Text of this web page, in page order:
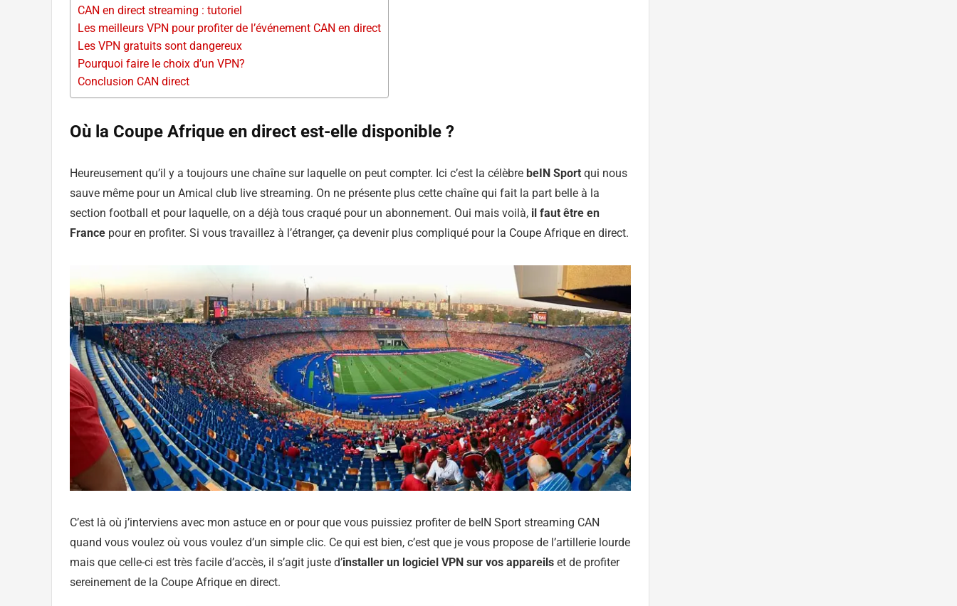
CAN en direct streaming : tutoriel
Les meilleurs VPN pour profiter de l’événement CAN en direct
Les VPN gratuits sont dangereux
Pourquoi faire le choix d’un VPN?
Conclusion CAN direct
Où la Coupe Afrique en direct est-elle disponible ?
Heureusement qu’il y a toujours une chaîne sur laquelle on peut compter. Ici c’est la célèbre beIN Sport qui nous
sauve même pour un Amical club live streaming. On ne présente plus cette chaîne qui fait la part belle à la
section football et pour laquelle, on a déjà tous craqué pour un abonnement. Oui mais voilà, il faut être en
France pour en profiter. Si vous travaillez à l’étranger, ça devenir plus compliqué pour la Coupe Afrique en direct.
C’est là où j’interviens avec mon astuce en or pour que vous puissiez profiter de beIN Sport streaming CAN
quand vous voulez où vous voulez d’un simple clic. Ce qui est bien, c’est que je vous propose de l’artillerie lourde
mais que celle-ci est très facile d’accès, il s’agit juste d’installer un logiciel VPN sur vos appareils et de profiter
sereinement de la Coupe Afrique en direct.